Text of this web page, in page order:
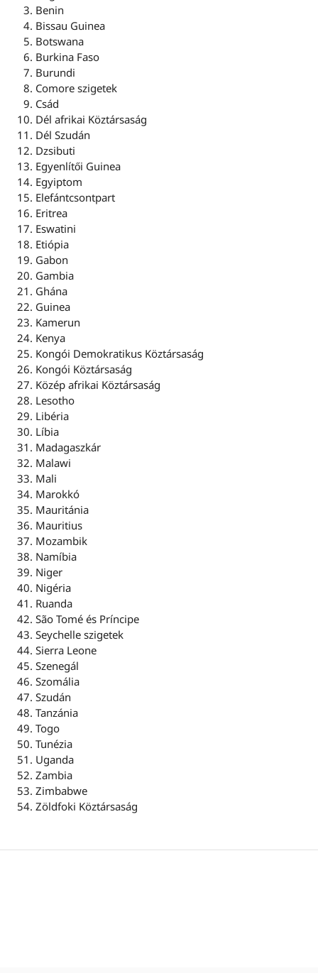
Benin
Bissau Guinea
Botswana
Burkina Faso
Burundi
Comore szigetek
Csád
Dél afrikai Köztársaság
Dél Szudán
Dzsibuti
Egyenlítői Guinea
Egyiptom
Elefántcsontpart
Eritrea
Eswatini
Etiópia
Gabon
Gambia
Ghána
Guinea
Kamerun
Kenya
Kongói Demokratikus Köztársaság
Kongói Köztársaság
Közép afrikai Köztársaság
Lesotho
Libéria
Líbia
Madagaszkár
Malawi
Mali
Marokkó
Mauritánia
Mauritius
Mozambik
Namíbia
Niger
Nigéria
Ruanda
São Tomé és Príncipe
Seychelle szigetek
Sierra Leone
Szenegál
Szomália
Szudán
Tanzánia
Togo
Tunézia
Uganda
Zambia
Zimbabwe
Zöldfoki Köztársaság